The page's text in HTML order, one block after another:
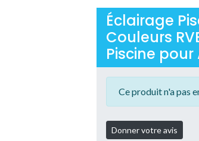
Éclairage
Couleurs
Piscine
Ce produit n'a pas